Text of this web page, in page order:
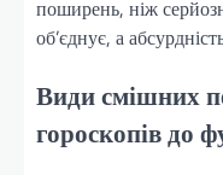
поширень, ніж
об’єднує, а
Види смішних
гороскопів до